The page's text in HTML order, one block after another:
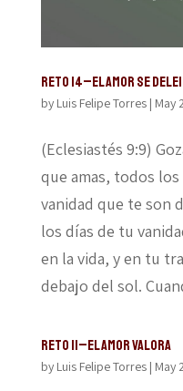
Reto 14–El amor se
by Luis Felipe Torres| May
(Eclesiastés 9:9)
que amas, todos
vanidad que te son
los días de tu
en la vida, y en tu
debajo del sol.
Reto 11–El amor valora
by Luis Felipe Torres| May